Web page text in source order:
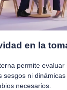
en la
permite evaluar
sesgos ni
necesarios.